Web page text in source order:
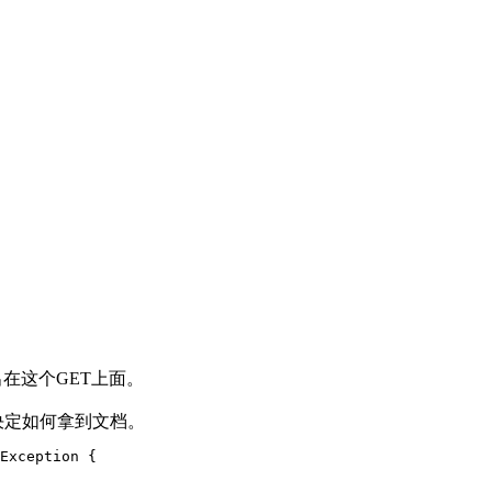
这个GET上面。
定如何拿到文档。
{